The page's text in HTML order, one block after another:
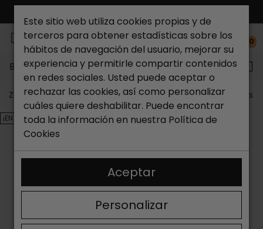
0
Buscar...
Zapateria Catchalot Outlet zapatos Outlet zapatos
¡EN OFERTA!
Este sitio web utiliza cookies propias y de
terceros para obtener estadísticas sobre los
hábitos de navegación del usuario, mejorar su
experiencia y permitirle compartir contenidos
en redes sociales. Usted puede aceptar o
rechazar las cookies, así como personalizar
cuáles quiere deshabilitar. Puede encontrar
toda la información en nuestra Política de
Cookies
Personalizar
Aceptar